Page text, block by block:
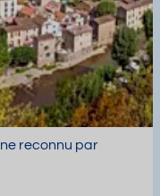
reconnu par